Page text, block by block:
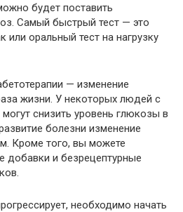
будет поставить
Самый быстрый тест — это
или оральный тест на нагрузку
— изменение
жизни. У некоторых людей с
снизить уровень глюкозы в
болезни изменение
Кроме того, вы можете
добавки и безрецептурные
необходимо начать